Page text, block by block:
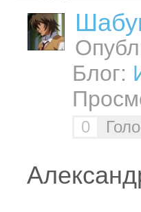
Блог:
0